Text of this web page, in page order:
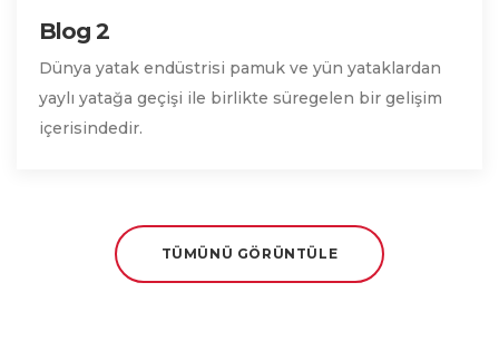
Blog 2
Dünya yatak endüstrisi pamuk ve yün yataklardan
yaylı yatağa geçişi ile birlikte süregelen bir gelişim
içerisindedir.
TÜMÜNÜ GÖRÜNTÜLE